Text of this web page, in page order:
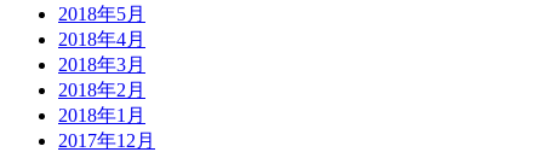
2018年5月
2018年4月
2018年3月
2018年2月
2018年1月
2017年12月